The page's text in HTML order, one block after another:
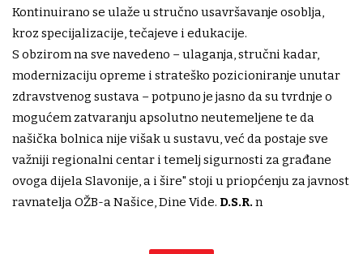
Kontinuirano se ulaže u stručno usavršavanje osoblja,
kroz specijalizacije, tečajeve i edukacije.
S obzirom na sve navedeno – ulaganja, stručni kadar,
modernizaciju opreme i strateško pozicioniranje unutar
zdravstvenog sustava – potpuno je jasno da su tvrdnje o
mogućem zatvaranju apsolutno neutemeljene te da
našička bolnica nije višak u sustavu, već da postaje sve
važniji regionalni centar i temelj sigurnosti za građane
ovoga dijela Slavonije, a i šire" stoji u priopćenju za javnost
ravnatelja OŽB-a Našice, Dine Vide. D.S.R. n